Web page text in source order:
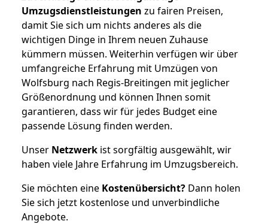
Umzugsdienstleistungen zu fairen Preisen,
damit Sie sich um nichts anderes als die
wichtigen Dinge in Ihrem neuen Zuhause
kümmern müssen. Weiterhin verfügen wir über
umfangreiche Erfahrung mit Umzügen von
Wolfsburg nach Regis-Breitingen mit jeglicher
Größenordnung und können Ihnen somit
garantieren, dass wir für jedes Budget eine
passende Lösung finden werden.
Unser Netzwerk ist sorgfältig ausgewählt, wir
haben viele Jahre Erfahrung im Umzugsbereich.
Sie möchten eine Kostenübersicht? Dann holen
Sie sich jetzt kostenlose und unverbindliche
Angebote.